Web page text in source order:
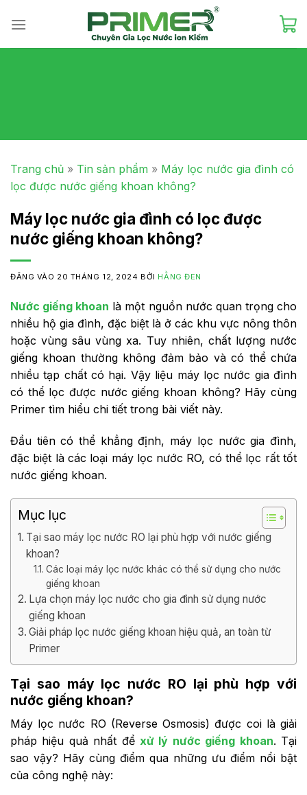
Trang chủ » Tin sản phẩm » Máy lọc nước gia đình có
lọc được nước giếng khoan không?
Máy lọc nước gia đình có lọc được
nước giếng khoan không?
ĐĂNG VÀO 20 THÁNG 12, 2024 BỞI HẰNG ĐEN
Nước giếng khoan là một nguồn nước quan trọng cho
nhiều hộ gia đình, đặc biệt là ở các khu vực nông thôn
hoặc vùng sâu vùng xa. Tuy nhiên, chất lượng nước
giếng khoan thường không đảm bảo và có thể chứa
nhiều tạp chất có hại. Vậy liệu máy lọc nước gia đình
có thể lọc được nước giếng khoan không? Hãy cùng
Primer tìm hiểu chi tiết trong bài viết này.
Đầu tiên có thể khẳng định, máy lọc nước gia đình,
đặc biệt là các loại máy lọc nước RO, có thể lọc rất tốt
nước giếng khoan.
Mục lục
Tại sao máy lọc nước RO lại phù hợp với nước giếng
khoan?
Các loại máy lọc nước khác có thể sử dụng cho nước
giếng khoan
Lựa chọn máy lọc nước cho gia đình sử dụng nước
giếng khoan
Giải pháp lọc nước giếng khoan hiệu quả, an toàn từ
Primer
Tại sao máy lọc nước RO lại phù hợp với
nước giếng khoan?
Máy lọc nước RO (Reverse Osmosis) được coi là giải
pháp hiệu quả nhất để xử lý nước giếng khoan. Tại
sao vậy? Hãy cùng điểm qua những ưu điểm nổi bật
của công nghệ này: